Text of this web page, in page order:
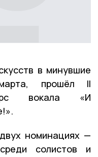
в минувшие
прошёл II
вокала «И
номинациях —
солистов и